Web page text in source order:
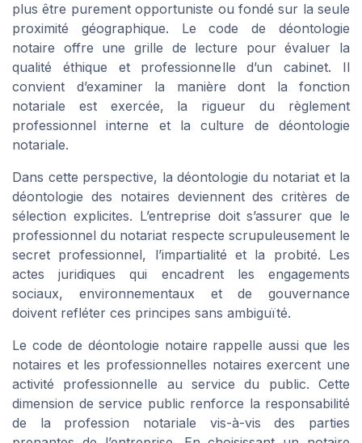
plus être purement opportuniste ou fondé sur la seule
proximité géographique. Le code de déontologie
notaire offre une grille de lecture pour évaluer la
qualité éthique et professionnelle d’un cabinet. Il
convient d’examiner la manière dont la fonction
notariale est exercée, la rigueur du règlement
professionnel interne et la culture de déontologie
notariale.
Dans cette perspective, la déontologie du notariat et la
déontologie des notaires deviennent des critères de
sélection explicites. L’entreprise doit s’assurer que le
professionnel du notariat respecte scrupuleusement le
secret professionnel, l’impartialité et la probité. Les
actes juridiques qui encadrent les engagements
sociaux, environnementaux et de gouvernance
doivent refléter ces principes sans ambiguïté.
Le code de déontologie notaire rappelle aussi que les
notaires et les professionnelles notaires exercent une
activité professionnelle au service du public. Cette
dimension de service public renforce la responsabilité
de la profession notariale vis-à-vis des parties